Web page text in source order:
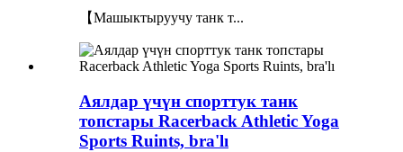
【Машыктыруучу танк т...
Аялдар үчүн спорттук танк
топстары Racerback Athletic Yoga
Sports Ruints, bra'lı